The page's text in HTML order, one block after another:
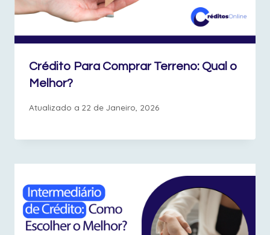
Crédito Para Comprar Terreno: Qual o
Melhor?
Atualizado a 22 de Janeiro, 2026